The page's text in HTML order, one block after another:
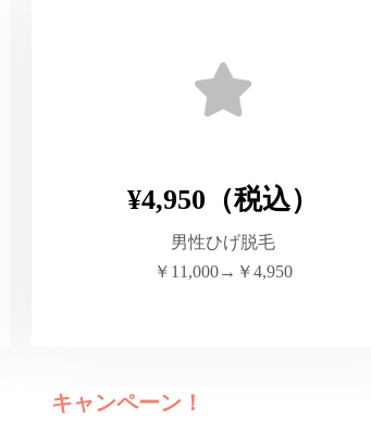
¥4,950（税込）
男性ひげ脱毛
￥11,000→￥4,950
キャンペーン！